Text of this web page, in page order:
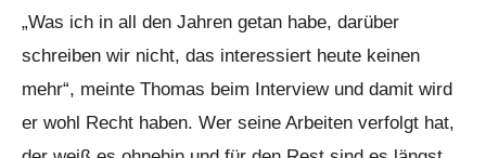
„Was ich in all den Jahren getan habe, darüber
schreiben wir nicht, das interessiert heute keinen
mehr“, meinte Thomas beim Interview und damit wird
er wohl Recht haben. Wer seine Arbeiten verfolgt hat,